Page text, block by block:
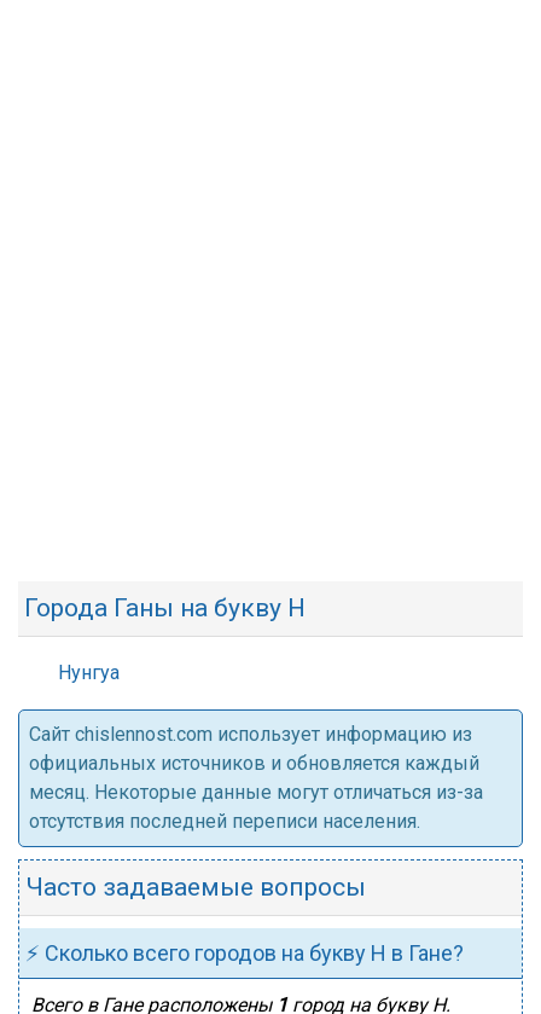
Города Ганы на букву Н
Нунгуа
Cайт chislennost.com использует информацию из
официальных источников и обновляется каждый
месяц. Некоторые данные могут отличаться из-за
отсутствия последней переписи населения.
Часто задаваемые вопросы
⚡ Сколько всего городов на букву Н в Гане?
Всего в Гане расположены 1город на букву Н.